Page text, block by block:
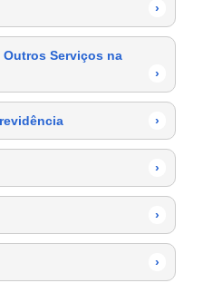
›
Serviços na
›
›
›
›
›